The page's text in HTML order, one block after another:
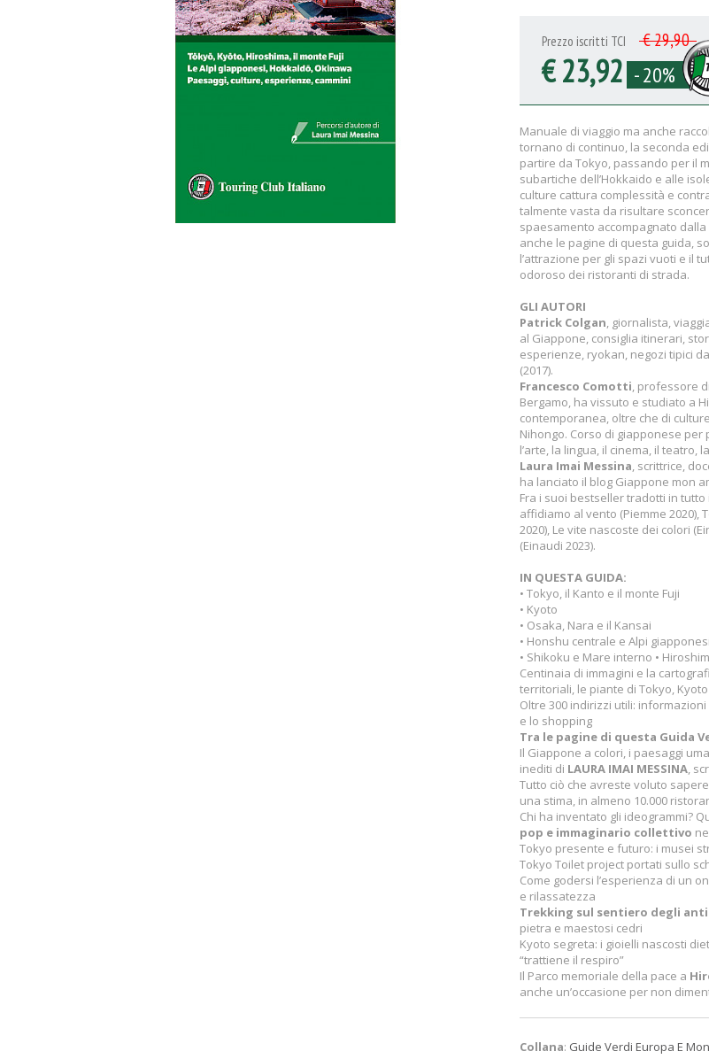
Prezzo iscritti TCI € 29,90
€ 23,92 - 20%
Manuale di viaggio ma anche
tornano di continuo, la seconda
partire da Tokyo, passando per il
subartiche dell’Hokkaido e alle
culture cattura complessità e
talmente vasta da risultare
spaesamento accompagnato
anche le pagine di questa guida,
l’attrazione per gli spazi vuoti e il
odoroso dei ristoranti di strada.
GLI AUTORI
Patrick Colgan, giornalista,
al Giappone, consiglia itinerari,
esperienze, ryokan, negozi tipici
(2017).
Francesco Comotti, professore
Bergamo, ha vissuto e studiato a
contemporanea, oltre che di
Nihongo. Corso di giapponese
l’arte, la lingua, il cinema, il teatro,
Laura Imai Messina, scrittrice,
ha lanciato il blog Giappone mon
Fra i suoi bestseller tradotti in tutto
affidiamo al vento (Piemme 2020),
2020), Le vite nascoste dei colori
(Einaudi 2023).
IN QUESTA GUIDA:
• Tokyo, il Kanto e il monte Fuji
• Kyoto
• Osaka, Nara e il Kansai
• Honshu centrale e Alpi giapponesi
• Shikoku e Mare interno •
Centinaia di immagini e la
territoriali, le piante di Tokyo,
Oltre 300 indirizzi utili:
e lo shopping
Tra le pagine di questa Guida
Il Giappone a colori, i paesaggi
inediti di LAURA IMAI MESSINA,
Tutto ciò che avreste voluto
una stima, in almeno 10.000
Chi ha inventato gli ideogrammi?
pop e immaginario collettivo
Tokyo presente e futuro: i musei
Tokyo Toilet project portati sullo
Come godersi l’esperienza di un
e rilassatezza
Trekking sul sentiero degli
pietra e maestosi cedri
Kyoto segreta: i gioielli nascosti
“trattiene il respiro”
Il Parco memoriale della pace a
anche un’occasione per non
Collana: Guide Verdi Europa E